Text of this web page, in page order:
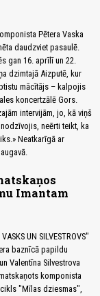
Pētera Vaska
daudzviet pasaulē.
gan 16. aprīlī un 22.
dzimtajā Aizputē, kur
mācītājs – kalpojis
koncertzālē Gors.
intervijām, jo, kā viņš
neērti teikt, ka
Neatkarīgā ar
Imantam
UN SILVESTROVS"
baznīcā papildu
Valentīna Silvestrova
komponista
"Mīlas dziesmas",